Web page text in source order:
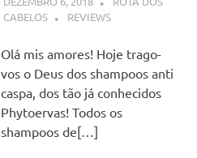
CABELOS
REVIEWS
Olá mis amores! Hoje trago-
vos o Deus dos shampoos anti
caspa, dos tão já conhecidos
Phytoervas! Todos os
shampoos de[…]